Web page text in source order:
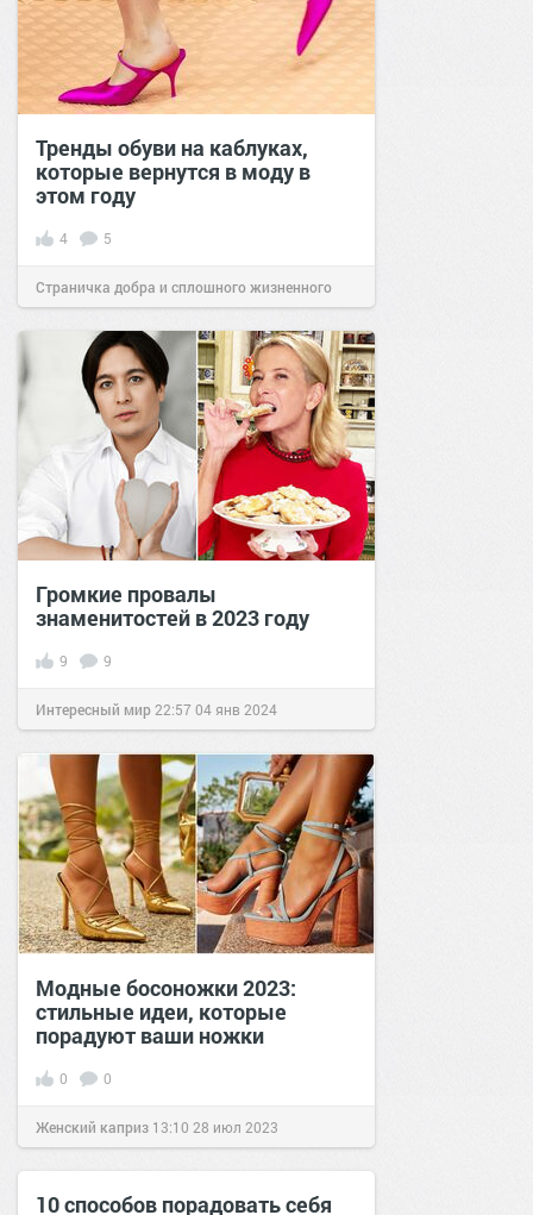
Тренды обуви на каблуках,
которые вернутся в моду в
этом году
4 5
Страничка добра и сплошного жизненного
позитива!18:1912 апр 2026
Громкие провалы
знаменитостей в 2023 году
9 9
Интересный мир 22:57 04 янв 2024
Модные босоножки 2023:
стильные идеи, которые
порадуют ваши ножки
0 0
Женский каприз 13:10 28 июл 2023
10 способов порадовать себя